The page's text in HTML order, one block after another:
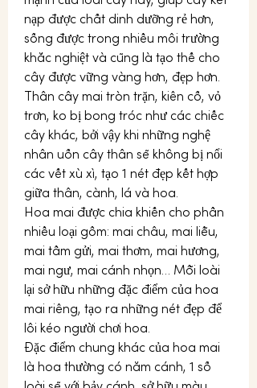
nạp được chất dinh dưỡng rẻ hơn,
sống được trong nhiều môi trường
khắc nghiệt và cũng là tạo thế cho
cây được vững vàng hơn, đẹp hơn.
Thân cây mai tròn trặn, kiên cố, vỏ
trơn, ko bị bong tróc như các chiếc
cây khác, bởi vậy khi những nghệ
nhân uốn cây thân sẽ không bị nổi
các vết xù xì, tạo 1 nét đẹp kết hợp
giữa thân, cành, lá và hoa.
Hoa mai được chia khiến cho phần
nhiều loại gồm: mai châu, mai liễu,
mai tầm gửi, mai thơm, mai hương,
mai ngư, mai cánh nhọn… Mỗi loài
lại sở hữu những đặc điểm của hoa
mai riêng, tạo ra những nét đẹp để
lôi kéo người chơi hoa.
Đặc điểm chung khác của hoa mai
là hoa thường có năm cánh, 1 số